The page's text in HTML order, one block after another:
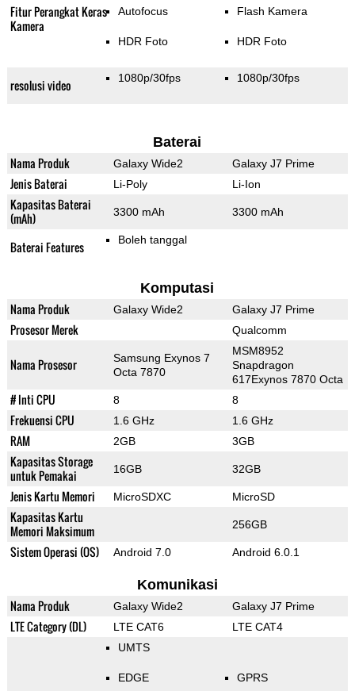
Fitur Perangkat Keras
Kamera
Autofocus
HDR Foto
Flash Kamera
HDR Foto
resolusi video 1080p/30fps 1080p/30fps
Baterai
Nama Produk Galaxy Wide2 Galaxy J7 Prime
Jenis Baterai Li-Poly Li-Ion
Kapasitas Baterai
(mAh)
3300 mAh 3300 mAh
Baterai Features Boleh tanggal
Komputasi
Nama Produk Galaxy Wide2 Galaxy J7 Prime
Prosesor Merek Qualcomm
Nama Prosesor
Samsung Exynos 7
Octa 7870
MSM8952
Snapdragon
617Exynos 7870 Octa
# Inti CPU 8 8
Frekuensi CPU 1.6 GHz 1.6 GHz
RAM 2GB 3GB
Kapasitas Storage
untuk Pemakai
16GB 32GB
Jenis Kartu Memori MicroSDXC MicroSD
Kapasitas Kartu
Memori Maksimum
256GB
Sistem Operasi (OS) Android 7.0 Android 6.0.1
Komunikasi
Nama Produk Galaxy Wide2 Galaxy J7 Prime
LTE Category (DL) LTE CAT6 LTE CAT4
UMTS
EDGE GPRS